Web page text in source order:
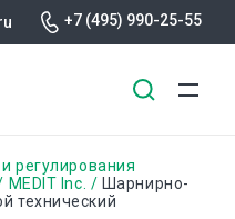
+7 (495) 990-25-55
регулирования
MEDIT Inc.
Шарнирно-
технический